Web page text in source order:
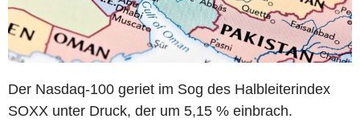
Der Nasdaq-100 geriet im Sog des Halbleiterindex
SOXX unter Druck, der um 5,15 % einbrach.